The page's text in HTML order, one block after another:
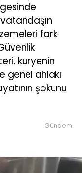
fark
kuryenin
genel ahlakı
şokunu
Gündem